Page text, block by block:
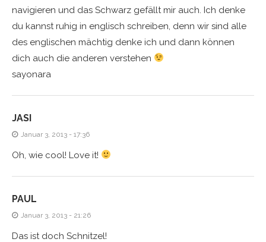
navigieren und das Schwarz gefällt mir auch. Ich denke
du kannst ruhig in englisch schreiben, denn wir sind alle
des englischen mächtig denke ich und dann können
dich auch die anderen verstehen
sayonara
JASI
Januar 3, 2013 - 17:36
Oh, wie cool! Love it!
PAUL
Januar 3, 2013 - 21:26
Das ist doch Schnitzel!